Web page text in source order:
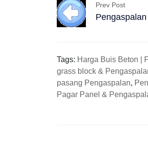
Prev Post
Tags: Harga Buis Beton |
grass block &
pasang Pengaspalan,
Pagar Panel &